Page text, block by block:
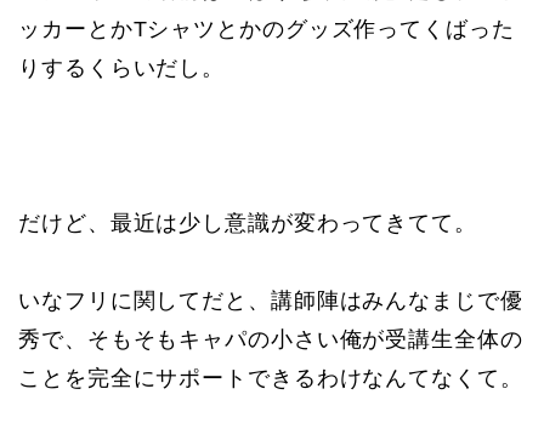
ッカーとかTシャツとかのグッズ作ってくばった
りするくらいだし。
だけど、最近は少し意識が変わってきてて。
いなフリに関してだと、講師陣はみんなまじで優
秀で、そもそもキャパの小さい俺が受講生全体の
ことを完全にサポートできるわけなんてなくて。